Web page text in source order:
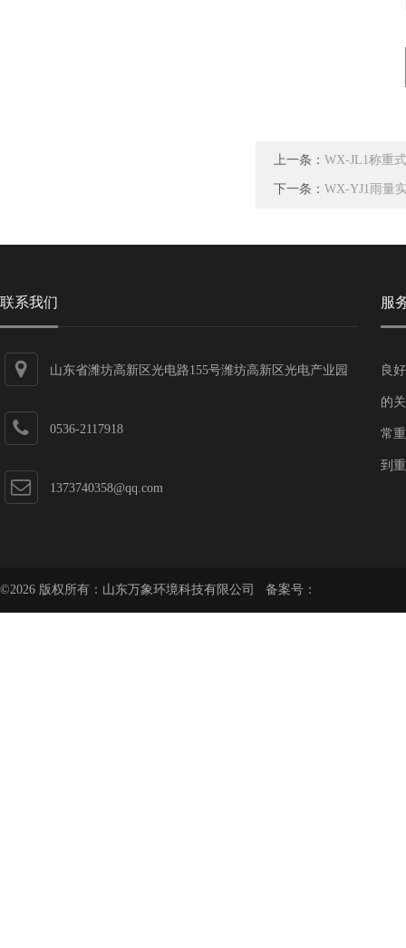
上一条： WX-JL1称重
下一条： WX-YJ1雨量
联系我们
山东省潍坊高新区光电路155号潍坊高新区光电产业园
0536-2117918
1373740358@qq.com
服
良
的
常
到
©2026 版权所有：山东万象环境科技有限公司 备案号：